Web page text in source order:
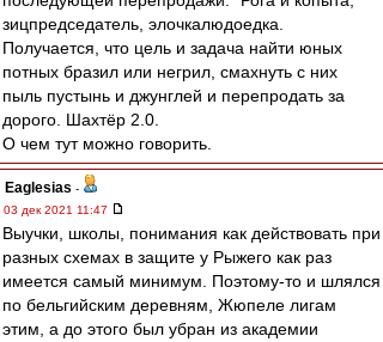
зицпредседатель, элочкалюдоедка.
Получается, что цель и задача найти юных
потных бразил или негрил, смахнуть с них
пыль пустынь и джунглей и перепродать за
дорого. Шахтёр 2.0.
О чем тут можно говорить.
Eaglesias -
03 дек 2021 11:47
Выучки, школы, понимания как действовать при
разных схемах в защите у Рыжего как раз
имеется самый минимум. Поэтому-то и шлялся
по бельгийским деревням, Жюпеле лигам
этим, а до этого был убран из академии